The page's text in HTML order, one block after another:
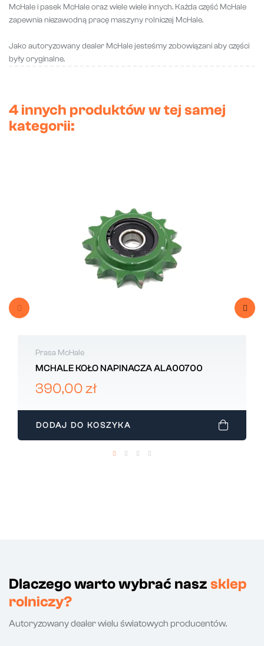
McHale i pasek McHale oraz wiele wiele innych. Każda część McHale
zapewnia niezawodną pracę maszyny rolniczej McHale.
Jako autoryzowany dealer McHale jesteśmy zobowiązani aby części
były oryginalne.
4 innych produktów w tej samej
kategorii:
Prasa McHale
MCHALE KOŁO NAPINACZA ALA00700
390,00 zł
DODAJ DO KOSZYKA
Dlaczego warto wybrać nasz sklep
rolniczy?
Autoryzowany dealer wielu światowych producentów.